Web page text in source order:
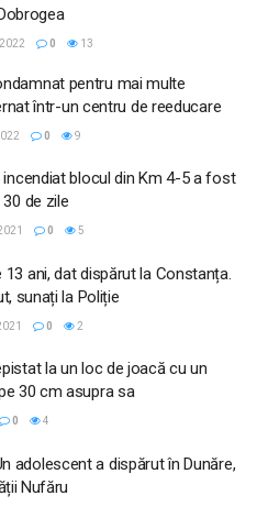
0 13
pentru mai multe
într-un centru de reeducare
0 9
incendiat blocul din Km 4-5 a fost
de zile
0 5
ani, dat dispărut la Constanța.
sunați la Poliție
0 2
la un loc de joacă cu un
30 cm asupra sa
0 4
adolescent a dispărut în Dunăre,
Nufăru